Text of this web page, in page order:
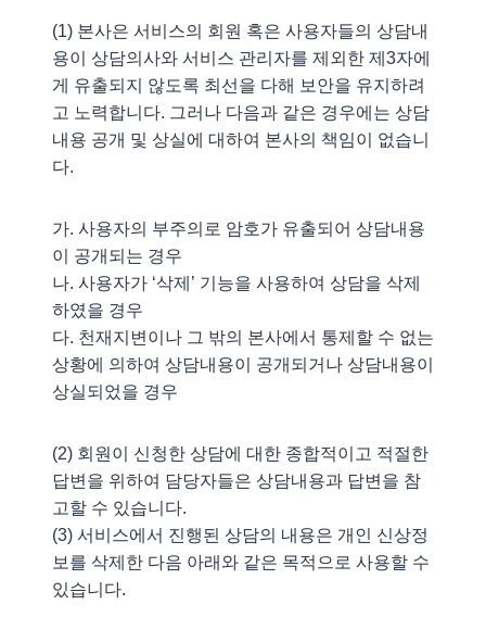
(1) 본사은 서비스의 회원 혹은 사용자들의 상담내
용이 상담의사와 서비스 관리자를 제외한 제3자에
게 유출되지 않도록 최선을 다해 보안을 유지하려
고 노력합니다. 그러나 다음과 같은 경우에는 상담
내용 공개 및 상실에 대하여 본사의 책임이 없습니
다.
가. 사용자의 부주의로 암호가 유출되어 상담내용
이 공개되는 경우
나. 사용자가 ‘삭제’ 기능을 사용하여 상담을 삭제
하였을 경우
다. 천재지변이나 그 밖의 본사에서 통제할 수 없는
상황에 의하여 상담내용이 공개되거나 상담내용이
상실되었을 경우
(2) 회원이 신청한 상담에 대한 종합적이고 적절한
답변을 위하여 담당자들은 상담내용과 답변을 참
고할 수 있습니다.
(3) 서비스에서 진행된 상담의 내용은 개인 신상정
보를 삭제한 다음 아래와 같은 목적으로 사용할 수
있습니다.